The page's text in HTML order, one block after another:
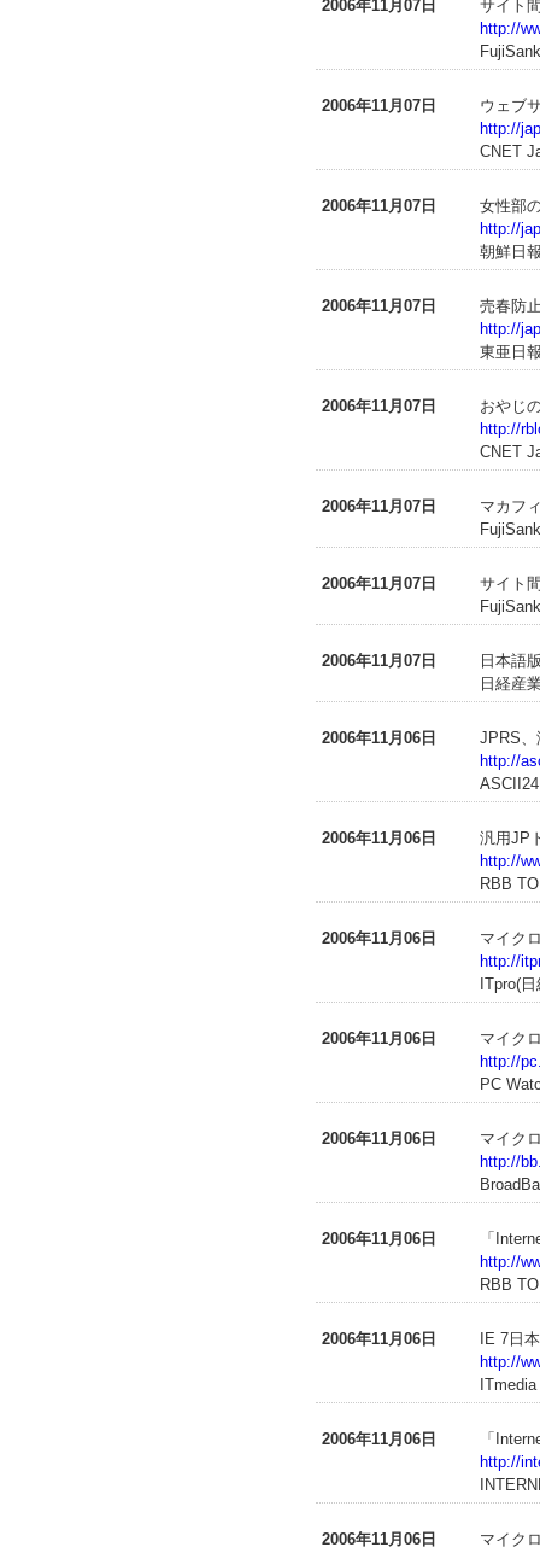
2006年11月07日
サイト
http://
2006年11月07日
ウェブ
http://
CNET
2006年11月07日
女性部
http://
朝鮮日
2006年11月07日
売春防
http://
東亜日
2006年11月07日
おやじ
http://
CNET
2006年11月07日
マカフ
2006年11月07日
サイト
2006年11月07日
日本語
日経産
2006年11月06日
JPRS、
http://
ASCII24
2006年11月06日
汎用JP
http://
RBB
2006年11月06日
マイク
http://
ITpro(
2006年11月06日
マイク
http://
PC
2006年11月06日
マイク
http://
2006年11月06日
「
http://
RBB
2006年11月06日
IE 7日
http://
2006年11月06日
「
http://
2006年11月06日
マイク